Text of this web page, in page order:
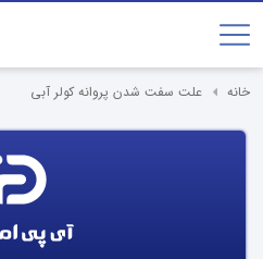
خانه علت سفت شدن پروانه کولر آبی